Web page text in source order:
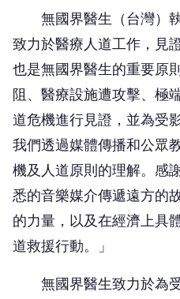
無國界醫生（台灣）執
致力於醫療人道工作，見
也是無國界醫生的重要原
阻、醫療設施遭攻擊、極
道危機進行見證，並為受
我們透過媒體傳播和公眾
機及人道原則的理解。感
悉的音樂媒介傳遞遠方的
的力量，以及在經濟上具
道救援行動。」
無國界醫生致力於為受